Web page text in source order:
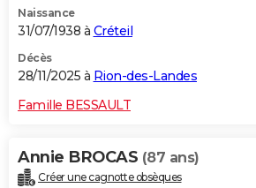
Naissance
31/07/1938 à Créteil
Décès
28/11/2025 à Rion-des-Landes
Famille BESSAULT
Annie BROCAS (87 ans)
Créer une cagnotte obsèques